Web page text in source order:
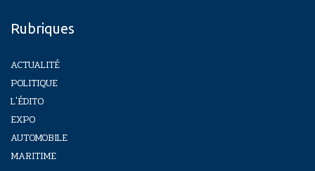
Rubriques
ACTUALITÉ
POLITIQUE
L'ÉDITO
EXPO
AUTOMOBILE
MARITIME